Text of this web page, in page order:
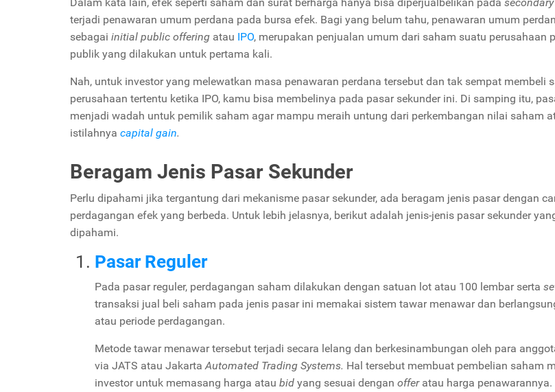
terjadi penawaran umum perdana pada bursa efek. Bagi yang belum tahu, penawaran umum
sebagai initial public offering atau IPO, merupakan penjualan umum dari saham suatu perusahaan
publik yang dilakukan untuk pertama kali.
Nah, untuk investor yang melewatkan masa penawaran perdana tersebut dan tak sempat membeli
perusahaan tertentu ketika IPO, kamu bisa membelinya pada pasar sekunder ini. Di samping itu,
menjadi wadah untuk pemilik saham agar mampu meraih untung dari perkembangan nilai saham
istilahnya capital gain.
Beragam Jenis Pasar Sekunder
Perlu dipahami jika tergantung dari mekanisme pasar sekunder, ada beragam jenis pasar dengan
perdagangan efek yang berbeda. Untuk lebih jelasnya, berikut adalah jenis-jenis pasar sekunder
dipahami.
Pasar Reguler
Pada pasar reguler, perdagangan saham dilakukan dengan satuan lot atau 100 lembar serta
transaksi jual beli saham pada jenis pasar ini memakai sistem tawar menawar dan
atau periode perdagangan.
Metode tawar menawar tersebut terjadi secara lelang dan berkesinambungan oleh para
via JATS atau JakartaAutomated Trading Systems. Hal tersebut membuat pembelian saham
investor untuk memasang harga atau bid yang sesuai dengan offer atau harga penawarannya.